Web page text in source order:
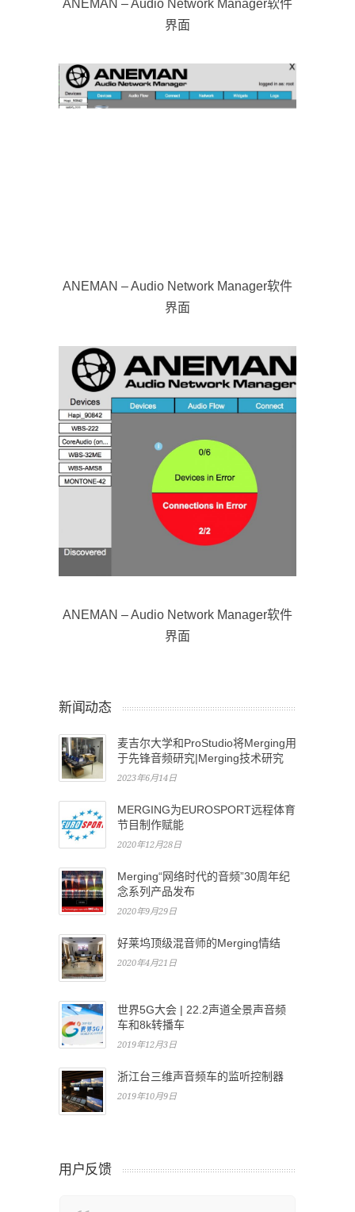
ANEMAN – Audio Network Manager软件
界面
ANEMAN – Audio Network Manager软件
界面
ANEMAN – Audio Network Manager软件
界面
新闻动态
麦吉尔大学和ProStudio将Merging用
于先锋音频研究|Merging技术研究
2023年6月14日
MERGING为EUROSPORT远程体育
节目制作赋能
2020年12月28日
Merging“网络时代的音频”30周年纪
念系列产品发布
2020年9月29日
好莱坞顶级混音师的Merging情结
2020年4月21日
世界5G大会 | 22.2声道全景声音频
车和8k转播车
2019年12月3日
浙江台三维声音频车的监听控制器
2019年10月9日
用户反馈